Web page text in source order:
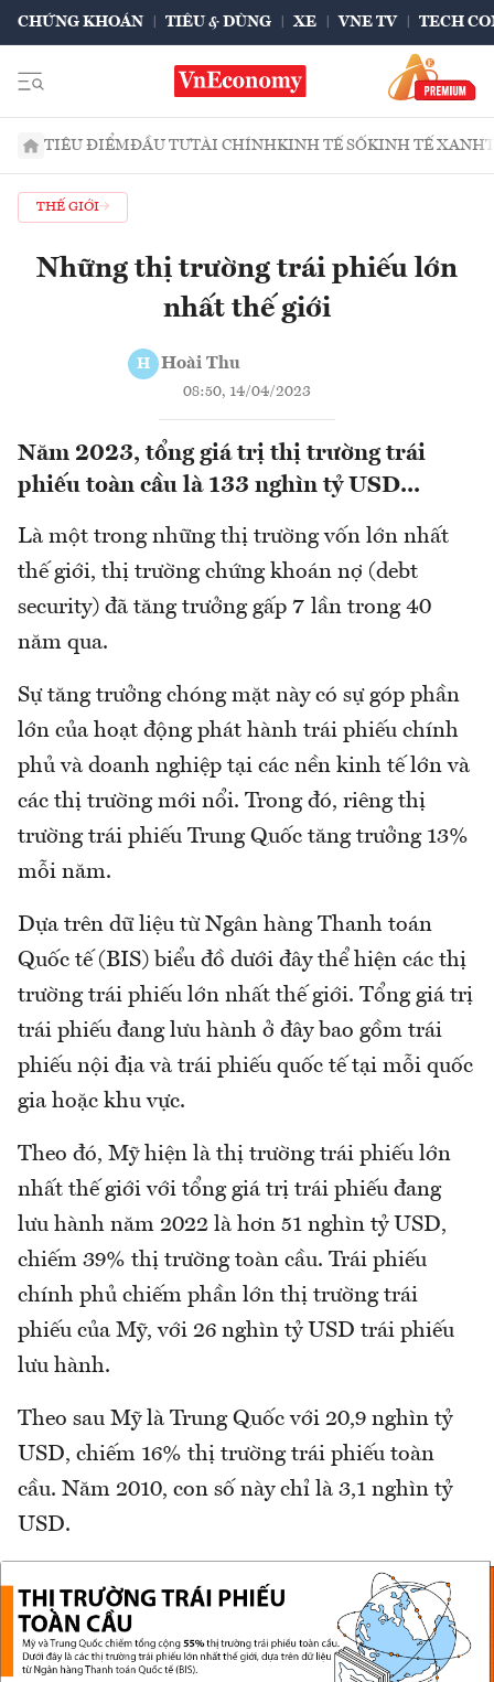
CHỨNG KHOÁN TIÊU & DÙNG XE VNE TV TECH
TIÊU ĐIỂMĐẦU TƯTÀI CHÍNHKINH TẾ SỐKINH TẾ XANH
THẾ GIỚI
Những thị trường trái phiếu lớn
nhất thế giới
H Hoài Thu
08:50, 14/04/2023
Năm 2023, tổng giá trị thị trường trái
phiếu toàn cầu là 133 nghìn tỷ USD...
Là một trong những thị trường vốn lớn nhất
thế giới, thị trường chứng khoán nợ (debt
security) đã tăng trưởng gấp 7 lần trong 40
năm qua.
Sự tăng trưởng chóng mặt này có sự góp phần
lớn của hoạt động phát hành trái phiếu chính
phủ và doanh nghiệp tại các nền kinh tế lớn và
các thị trường mới nổi. Trong đó, riêng thị
trường trái phiếu Trung Quốc tăng trưởng 13%
mỗi năm.
Dựa trên dữ liệu từ Ngân hàng Thanh toán
Quốc tế (BIS) biểu đồ dưới đây thể hiện các thị
trường trái phiếu lớn nhất thế giới. Tổng giá trị
trái phiếu đang lưu hành ở đây bao gồm trái
phiếu nội địa và trái phiếu quốc tế tại mỗi quốc
gia hoặc khu vực.
Theo đó, Mỹ hiện là thị trường trái phiếu lớn
nhất thế giới với tổng giá trị trái phiếu đang
lưu hành năm 2022 là hơn 51 nghìn tỷ USD,
chiếm 39% thị trường toàn cầu. Trái phiếu
chính phủ chiếm phần lớn thị trường trái
phiếu của Mỹ, với 26 nghìn tỷ USD trái phiếu
lưu hành.
Theo sau Mỹ là Trung Quốc với 20,9 nghìn tỷ
USD, chiếm 16% thị trường trái phiếu toàn
cầu. Năm 2010, con số này chỉ là 3,1 nghìn tỷ
USD.